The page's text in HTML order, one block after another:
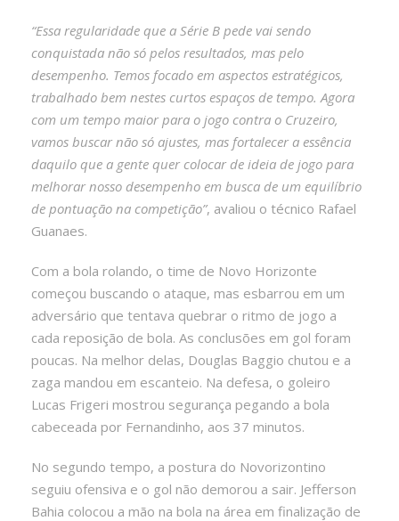
“Essa regularidade que a Série B pede vai sendo
conquistada não só pelos resultados, mas pelo
desempenho. Temos focado em aspectos estratégicos,
trabalhado bem nestes curtos espaços de tempo. Agora
com um tempo maior para o jogo contra o Cruzeiro,
vamos buscar não só ajustes, mas fortalecer a essência
daquilo que a gente quer colocar de ideia de jogo para
melhorar nosso desempenho em busca de um equilíbrio
de pontuação na competição”, avaliou o técnico Rafael
Guanaes.
Com a bola rolando, o time de Novo Horizonte
começou buscando o ataque, mas esbarrou em um
adversário que tentava quebrar o ritmo de jogo a
cada reposição de bola. As conclusões em gol foram
poucas. Na melhor delas, Douglas Baggio chutou e a
zaga mandou em escanteio. Na defesa, o goleiro
Lucas Frigeri mostrou segurança pegando a bola
cabeceada por Fernandinho, aos 37 minutos.
No segundo tempo, a postura do Novorizontino
seguiu ofensiva e o gol não demorou a sair. Jefferson
Bahia colocou a mão na bola na área em finalização de